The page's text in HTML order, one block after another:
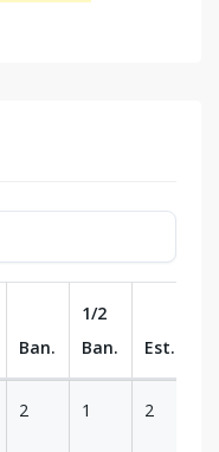
Ban.
1/2
Ban.
Est.
2 1 2